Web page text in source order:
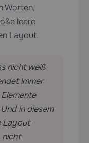
Worten,
leere
Layout.
nicht weiß
immer
in diesem
Layout-
nicht